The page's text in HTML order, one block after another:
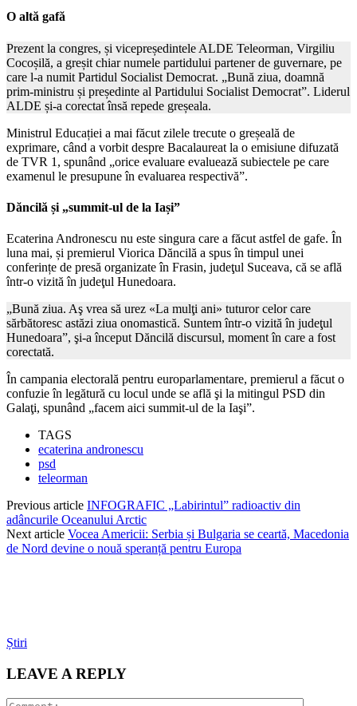
O altă gafă
Prezent la congres, și vicepreședintele ALDE Teleorman, Virgiliu
Cocoșilă, a greșit chiar numele partidului partener de guvernare, pe
care l-a numit Partidul Socialist Democrat. „Bună ziua, doamnă
prim-ministru și președinte al Partidului Socialist Democrat”. Liderul
ALDE și-a corectat însă repede greșeala.
Ministrul Educației a mai făcut zilele trecute o greșeală de
exprimare, când a vorbit despre Bacalaureat la o emisiune difuzată
de TVR 1, spunând „orice evaluare evaluează subiectele pe care
examenul le presupune în evaluarea respectivă”.
Dăncilă și „summit-ul de la Iași”
Ecaterina Andronescu nu este singura care a făcut astfel de gafe. În
luna mai, și premierul Viorica Dăncilă a spus în timpul unei
conferințe de presă organizate în Frasin, judeţul Suceava, că se află
într-o vizită în judeţul Hunedoara.
„Bună ziua. Aş vrea să urez «La mulţi ani» tuturor celor care
sărbătoresc astăzi ziua onomastică. Suntem într-o vizită în judeţul
Hunedoara”, şi-a început Dăncilă discursul, moment în care a fost
corectată.
În campania electorală pentru europarlamentare, premierul a făcut o
confuzie în legătură cu locul unde se află şi la mitingul PSD din
Galaţi, spunând „facem aici summit-ul de la Iaşi”.
TAGS
ecaterina andronescu
psd
teleorman
Previous article INFOGRAFIC „Labirintul” radioactiv din
adâncurile Oceanului Arctic
Next article Vocea Americii: Serbia și Bulgaria se ceartă, Macedonia
de Nord devine o nouă speranță pentru Europa
Știri
LEAVE A REPLY